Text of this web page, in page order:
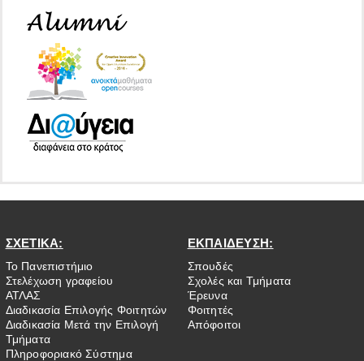
ΣΧΕΤΙΚΑ:
Το Πανεπιστήμιο
Στελέχωση γραφείου
ΑΤΛΑΣ
Διαδικασία Επιλογής Φοιτητών
Διαδικασία Μετά την Επιλογή
Τμήματα
Πληροφοριακό Σύστημα
ΕΚΠΑΙΔΕΥΣΗ:
Σπουδές
Σχολές και Τμήματα
Έρευνα
Φοιτητές
Απόφοιτοι